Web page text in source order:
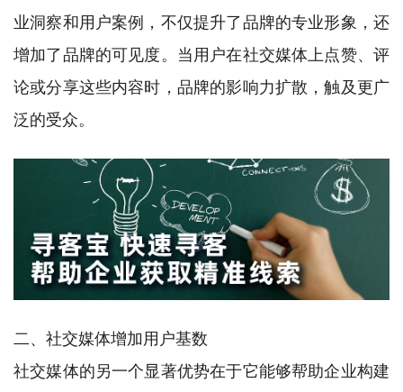
业洞察和用户案例，不仅提升了品牌的专业形象，还
增加了品牌的可见度。当用户在社交媒体上点赞、评
论或分享这些内容时，品牌的影响力扩散，触及更广
泛的受众。
二、社交媒体增加用户基数
社交媒体的另一个显著优势在于它能够帮助企业构建